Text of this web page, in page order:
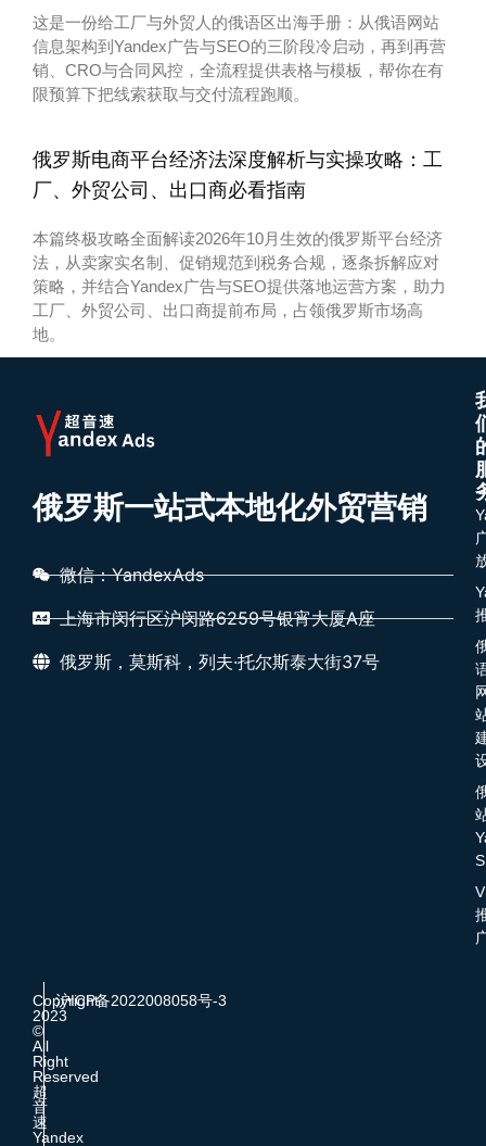
这是一份给工厂与外贸人的俄语区出海手册：从俄语网站
信息架构到Yandex广告与SEO的三阶段冷启动，再到再营
销、CRO与合同风控，全流程提供表格与模板，帮你在有
限预算下把线索获取与交付流程跑顺。
俄罗斯电商平台经济法深度解析与实操攻略：工
厂、外贸公司、出口商必看指南
本篇终极攻略全面解读2026年10月生效的俄罗斯平台经济
法，从卖家实名制、促销规范到税务合规，逐条拆解应对
策略，并结合Yandex广告与SEO提供落地运营方案，助力
工厂、外贸公司、出口商提前布局，占领俄罗斯市场高
地。
俄罗斯一站式本地化外贸营销
微信：YandexAds
上海市闵行区沪闵路6259号银宵大厦A座
俄罗斯，莫斯科，列夫·托尔斯泰大街37号
Copyright
2023
©
All
Right
Reserved
超
音
速
Yandex
沪ICP备2022008058号-3